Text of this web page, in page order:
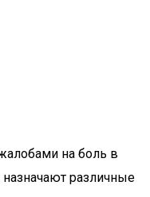
на боль в
различные